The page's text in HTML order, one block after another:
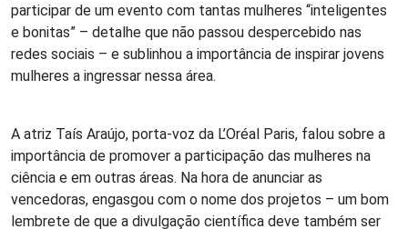
participar de um evento com tantas mulheres “inteligentes
e bonitas” – detalhe que não passou despercebido nas
redes sociais – e sublinhou a importância de inspirar jovens
mulheres a ingressar nessa área.
A atriz Taís Araújo, porta-voz da L’Oréal Paris, falou sobre a
importância de promover a participação das mulheres na
ciência e em outras áreas. Na hora de anunciar as
vencedoras, engasgou com o nome dos projetos – um bom
lembrete de que a divulgação científica deve também ser